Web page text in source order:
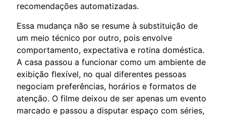
recomendações automatizadas.
Essa mudança não se resume à substituição de
um meio técnico por outro, pois envolve
comportamento, expectativa e rotina doméstica.
A casa passou a funcionar como um ambiente de
exibição flexível, no qual diferentes pessoas
negociam preferências, horários e formatos de
atenção. O filme deixou de ser apenas um evento
marcado e passou a disputar espaço com séries,